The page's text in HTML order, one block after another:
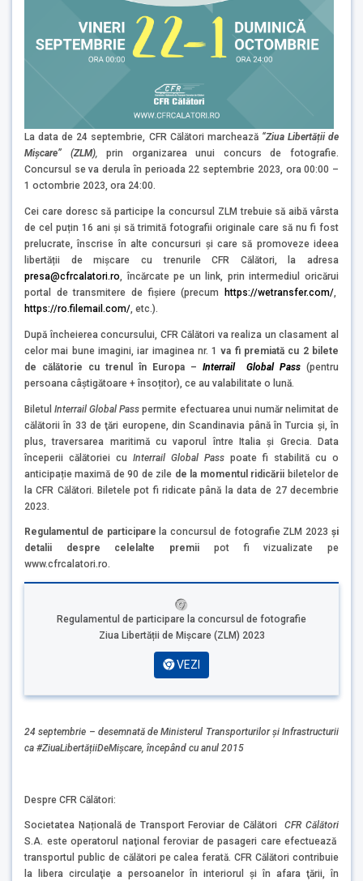
La data de 24 septembrie, CFR Călători marchează “Ziua Libertății de
Mișcare” (ZLM),prin organizarea unui concurs de fotografie.
Concursul se va derula în perioada 22 septembrie 2023, ora 00:00 –
1 octombrie 2023, ora 24:00.
Cei care doresc să participe la concursul ZLM trebuie să aibă vârsta
de cel puțin 16 ani și să trimită fotografii originale care să nu fi fost
prelucrate, înscrise în alte concursuri și care să promoveze ideea
libertății de mișcare cu trenurile CFR Călători, la adresa
presa@cfrcalatori.ro, încărcate pe un link, prin intermediul oricărui
portal de transmitere de fişiere (precum
https://wetransfer.com/,
https://ro.filemail.com/, etc.).
După încheierea concursului, CFR Călători va realiza un clasament al
celor mai bune imagini, iar imaginea nr. 1va fi premiată cu 2 bilete
de călătorie cu trenul în Europa – Interrail Global Pass (pentru
persoana câștigătoare + însoțitor), ce au valabilitate o lună.
BiletulInterrail Global Pass permite efectuarea unui număr nelimitat de
călătorii în 33 de ţări europene, din Scandinavia până în Turcia şi, în
plus, traversarea maritimă cu vaporul între Italia şi Grecia. Data
începerii călătoriei cu Interrail Global Pass poate fi stabilită cu o
anticipație maximă de 90 de zile de la momentul ridicării biletelor de
la CFR Călători. Biletele pot fi ridicate până la data de 27 decembrie
2023.
Regulamentul de participare la concursul de fotografie ZLM 2023şi
detalii despre celelalte premii pot fi vizualizate pe
www.cfrcalatori.ro.
Regulamentul de participare la concursul de fotografie
Ziua Libertății de Mișcare (ZLM) 2023
VEZI
24 septembrie – desemnată de Ministerul Transporturilor și Infrastructurii
ca #ZiuaLibertățiiDeMișcare, începând cu anul 2015
Despre CFR Călători:
Societatea Națională de Transport Feroviar de CălătoriCFR Călători
S.A. este operatorul naţional feroviar de pasageri care efectuează
transportul public de călători pe calea ferată. CFR Călători contribuie
la libera circulaţie a persoanelor în interiorul şi în afara ţării, în